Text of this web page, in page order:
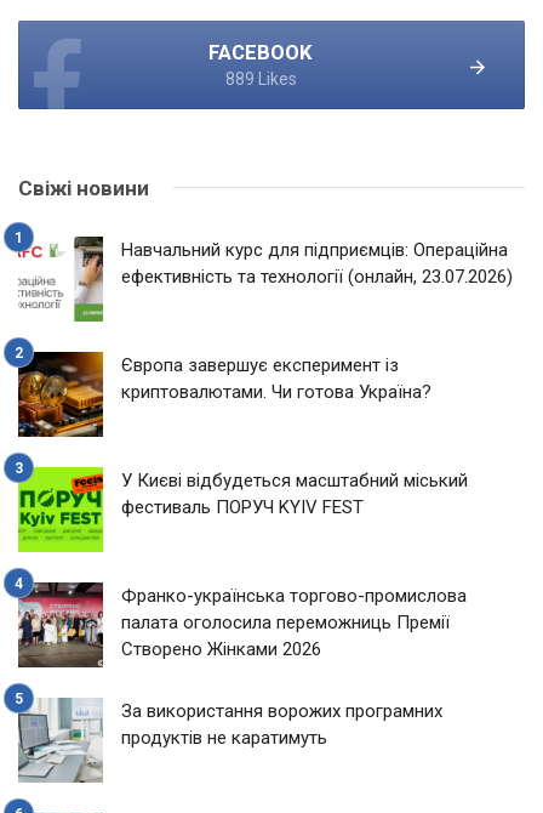
FACEBOOK
889 Likes
Свіжі новини
Навчальний курс для підприємців: Операційна
ефективність та технології (онлайн, 23.07.2026)
Європа завершує експеримент із
криптовалютами. Чи готова Україна?
У Києві відбудеться масштабний міський
фестиваль ПОРУЧ KYIV FEST
Франко-українська торгово-промислова
палата оголосила переможниць Премії
Створено Жінками 2026
За використання ворожих програмних
продуктів не каратимуть